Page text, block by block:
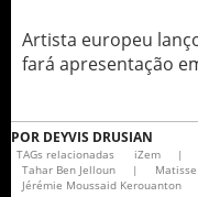
Artista europeu
fará apresentação
POR DEYVIS DRUSIAN
TAGs relacionadas iZem |
Tahar Ben Jelloun
| Matisse
Jérémie Moussaid Kerouanton